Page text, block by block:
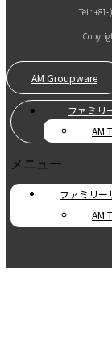
Tel :
AM Groupware
ファミリ
AM
メニュー
ファミリー
AM